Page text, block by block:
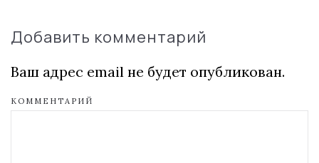
Добавить комментарий
Ваш адрес email не будет опубликован.
КОММЕНТАРИЙ